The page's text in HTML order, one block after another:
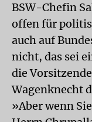
BSW-Chefin
offen für
auch auf
nicht, das sei
die
Wagenknecht
»Aber wenn